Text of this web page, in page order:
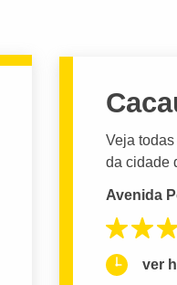
Veja
da cidade
Avenida
ver